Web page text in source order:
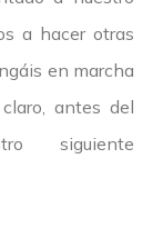
a hacer otras
en marcha
antes del
siguiente